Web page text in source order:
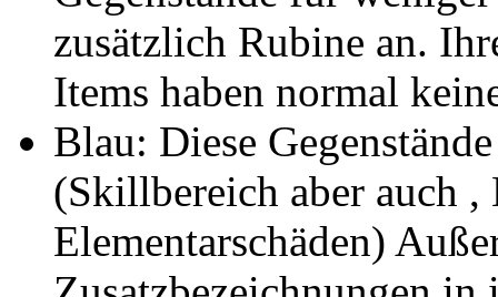
zusätzlich Rubine an.
Items haben normal
Blau: Diese
(Skillbereich aber auch
Elementarschäden)